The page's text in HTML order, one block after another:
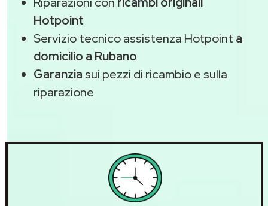
Hotpoint
Servizio tecnico assistenza Hotpoint a
domicilio a Rubano
Garanzia sui pezzi di ricambio e sulla
riparazione